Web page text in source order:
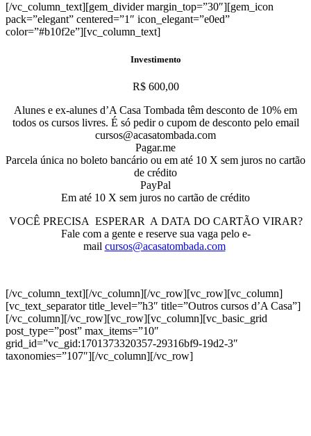
[/vc_column_text][gem_divider margin_top=”30″][gem_icon
pack=”elegant” centered=”1″ icon_elegant=”e0ed”
color=”#b10f2e”][vc_column_text]
Investimento
R$ 600,00
Alunes e ex-alunes d’A Casa Tombada têm desconto de 10% em
todos os cursos livres. É só pedir o cupom de desconto pelo email
cursos@acasatombada.com
Pagar.me
Parcela única no boleto bancário ou em até 10 X sem juros no cartão
de crédito
PayPal
Em até 10 X sem juros no cartão de crédito
VOCÊ PRECISA ESPERAR A DATA DO CARTÃO VIRAR?
Fale com a gente e reserve sua vaga pelo e-
mail cursos@acasatombada.com
[/vc_column_text][/vc_column][/vc_row][vc_row][vc_column]
[vc_text_separator title_level=”h3″ title=”Outros cursos d’A Casa”]
[/vc_column][/vc_row][vc_row][vc_column][vc_basic_grid
post_type=”post” max_items=”10″
grid_id=”vc_gid:1701373320357-29316bf9-19d2-3″
taxonomies=”107″][/vc_column][/vc_row]